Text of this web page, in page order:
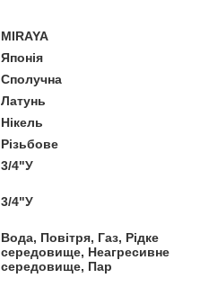
MIRAYA
Японія
Сполучна
Латунь
Нікель
Різьбове
3/4"У
3/4"У
Вода, Повітря, Газ, Рідке
середовище, Неагресивне
середовище, Пар